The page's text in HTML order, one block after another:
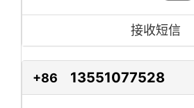
接收短信
+86 13551077528